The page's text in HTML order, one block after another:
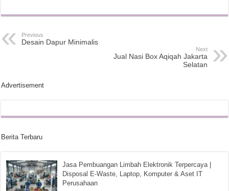
Previous
Desain Dapur Minimalis
Next
Jual Nasi Box Aqiqah Jakarta
Selatan
Advertisement
Berita Terbaru
Jasa Pembuangan Limbah Elektronik Terpercaya |
Disposal E-Waste, Laptop, Komputer & Aset IT
Perusahaan